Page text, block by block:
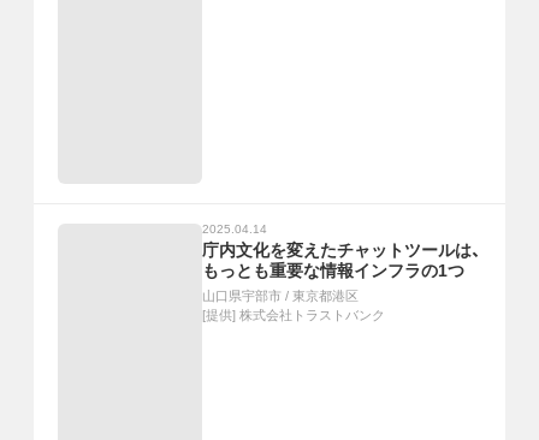
2025.04.14
庁内文化を変えたチャットツールは、
もっとも重要な情報インフラの1つ
山口県宇部市 / 東京都港区
[提供] 株式会社トラストバンク